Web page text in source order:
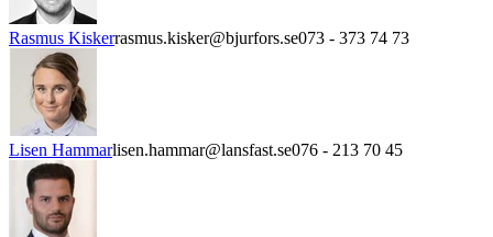
Rasmus Kiskerrasmus.kisker@bjurfors.se073 - 373 74 73
Lisen Hammarlisen.hammar@lansfast.se076 - 213 70 45